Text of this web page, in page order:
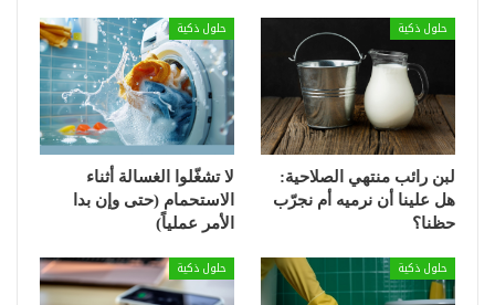
حلول ذكية
لبن رائب منتهي الصلاحية:
هل علينا أن نرميه أم نجرّب
حظنا؟
حلول ذكية
لا تشغّلوا الغسالة أثناء
الاستحمام (حتى وإن بدا
الأمر عملياً)
حلول ذكية حلول ذكية